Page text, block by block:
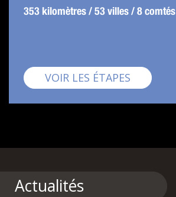
353 kilomètres / 53 villes / 8 comtés
VOIR LES ÉTAPES Pirinexus
Actualités